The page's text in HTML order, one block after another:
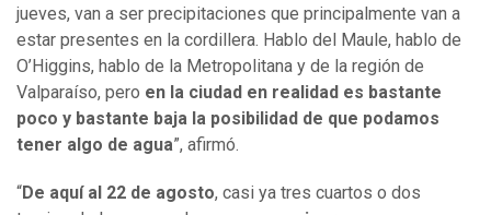
jueves, van a ser precipitaciones que principalmente van a
estar presentes en la cordillera. Hablo del Maule, hablo de
O’Higgins, hablo de la Metropolitana y de la región de
Valparaíso, pero en la ciudad en realidad es bastante
poco y bastante baja la posibilidad de que podamos
tener algo de agua”, afirmó.
“De aquí al 22 de agosto, casi ya tres cuartos o dos